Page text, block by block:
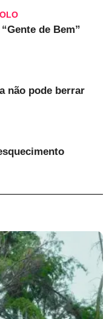
de Bem”
não pode berrar